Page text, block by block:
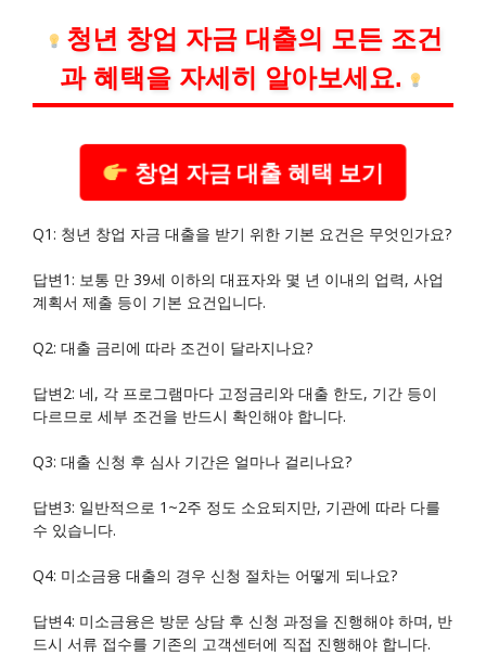
청년 창업 자금 대출의 모든 조건
과 혜택을 자세히 알아보세요.
창업 자금 대출 혜택 보기
Q1: 청년 창업 자금 대출을 받기 위한 기본 요건은 무엇인가요?
답변1: 보통 만 39세 이하의 대표자와 몇 년 이내의 업력, 사업
계획서 제출 등이 기본 요건입니다.
Q2: 대출 금리에 따라 조건이 달라지나요?
답변2: 네, 각 프로그램마다 고정금리와 대출 한도, 기간 등이
다르므로 세부 조건을 반드시 확인해야 합니다.
Q3: 대출 신청 후 심사 기간은 얼마나 걸리나요?
답변3: 일반적으로 1~2주 정도 소요되지만, 기관에 따라 다를
수 있습니다.
Q4: 미소금융 대출의 경우 신청 절차는 어떻게 되나요?
답변4: 미소금융은 방문 상담 후 신청 과정을 진행해야 하며, 반
드시 서류 접수를 기존의 고객센터에 직접 진행해야 합니다.